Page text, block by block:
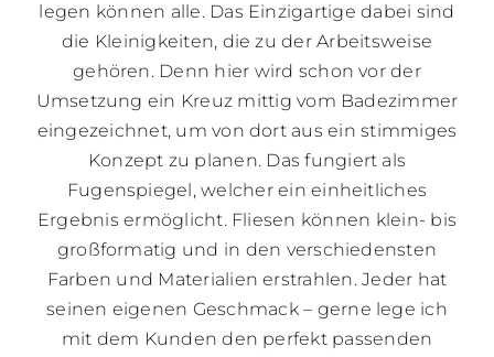
legen können alle. Das Einzigartige dabei sind
die Kleinigkeiten, die zu der Arbeitsweise
gehören. Denn hier wird schon vor der
Umsetzung ein Kreuz mittig vom Badezimmer
eingezeichnet, um von dort aus ein stimmiges
Konzept zu planen. Das fungiert als
Fugenspiegel, welcher ein einheitliches
Ergebnis ermöglicht. Fliesen können klein- bis
großformatig und in den verschiedensten
Farben und Materialien erstrahlen. Jeder hat
seinen eigenen Geschmack – gerne lege ich
mit dem Kunden den perfekt passenden